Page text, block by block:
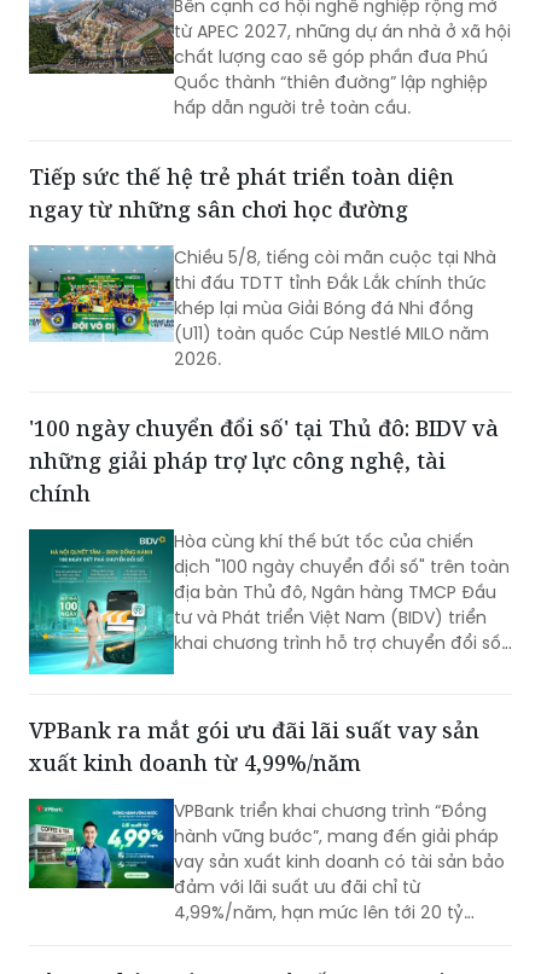
Bên cạnh cơ hội nghề nghiệp rộng mở
từ APEC 2027, những dự án nhà ở xã hội
chất lượng cao sẽ góp phần đưa Phú
Quốc thành “thiên đường” lập nghiệp
hấp dẫn người trẻ toàn cầu.
Tiếp sức thế hệ trẻ phát triển toàn diện
ngay từ những sân chơi học đường
Chiều 5/8, tiếng còi mãn cuộc tại Nhà
thi đấu TDTT tỉnh Đắk Lắk chính thức
khép lại mùa Giải Bóng đá Nhi đồng
(U11) toàn quốc Cúp Nestlé MILO năm
2026.
'100 ngày chuyển đổi số' tại Thủ đô: BIDV và
những giải pháp trợ lực công nghệ, tài
chính
Hòa cùng khí thế bứt tốc của chiến
dịch "100 ngày chuyển đổi số" trên toàn
địa bàn Thủ đô, Ngân hàng TMCP Đầu
tư và Phát triển Việt Nam (BIDV) triển
khai chương trình hỗ trợ chuyển đổi số
nghiệp.
VPBank ra mắt gói ưu đãi lãi suất vay sản
xuất kinh doanh từ 4,99%/năm
VPBank triển khai chương trình “Đồng
hành vững bước”, mang đến giải pháp
vay sản xuất kinh doanh có tài sản bảo
đảm với lãi suất ưu đãi chỉ từ
4,99%/năm, hạn mức lên tới 20 tỷ